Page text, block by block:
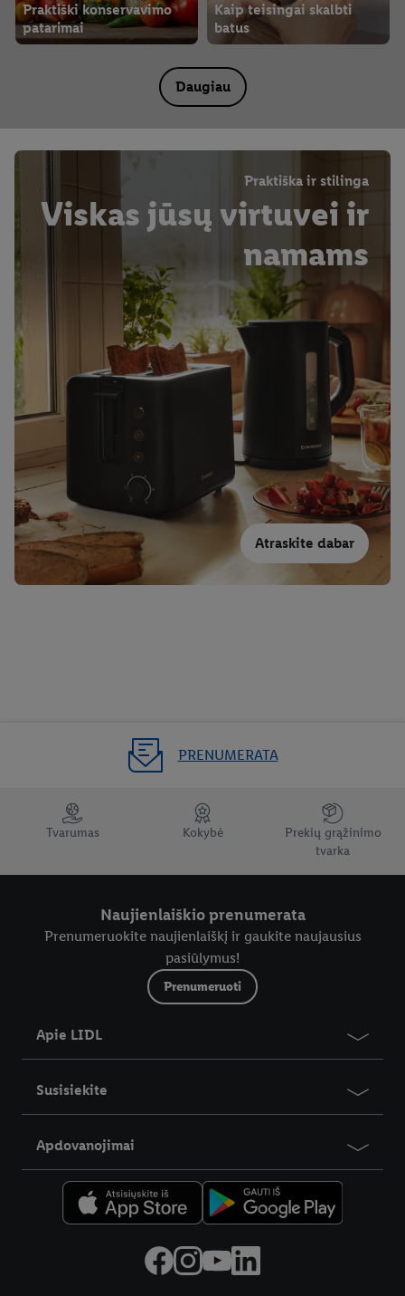
Praktiški konservavimo
patarimai
Kaip teisingai skalbti
batus
Daugiau
Praktiška ir stilinga
Viskas jūsų virtuvei ir
namams
Atraskite dabar
PRENUMERATA
Tvarumas Kokybė
Prekių grąžinimo
tvarka
Naujienlaiškio prenumerata
Prenumeruokite naujienlaiškį ir gaukite naujausius
pasiūlymus!
Prenumeruoti
Apie LIDL
Susisiekite
Apdovanojimai